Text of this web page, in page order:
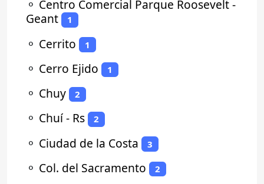
⚬ Centro Comercial Parque Roosevelt -
Geant
1
⚬ Cerrito 1
⚬ Cerro Ejido 1
⚬ Chuy 2
⚬ Chuí - Rs 2
⚬ Ciudad de la Costa 3
⚬ Col. del Sacramento 2